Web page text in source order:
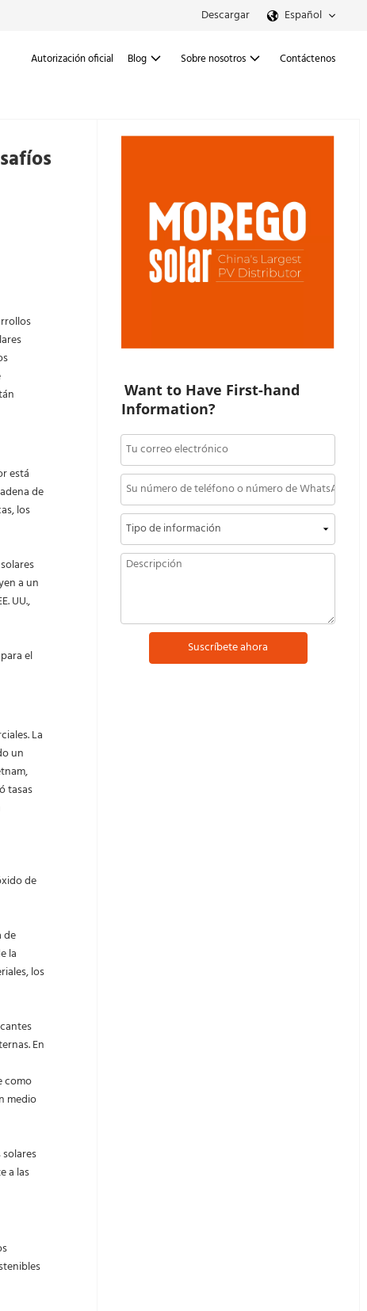
Descargar Español
Autorización oficial Blog Sobre nosotros Contáctenos
está
de
los
a un
UU.,
el
La
un
tasas
de
de
la
los
En
como
medio
a las
Want to Have First-hand
Information?
Suscríbete ahora